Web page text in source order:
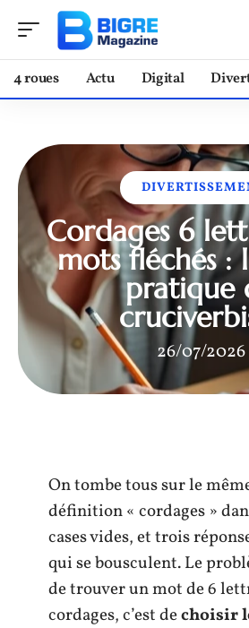
4 roues Actu Digital
Cordages 6
mots fléchés :
pratique
26/07/2026
On tombe tous sur le
définition « cordages »
cases vides, et trois
qui se bousculent. Le
de trouver un mot de 6
cordages, c’est dechoisir